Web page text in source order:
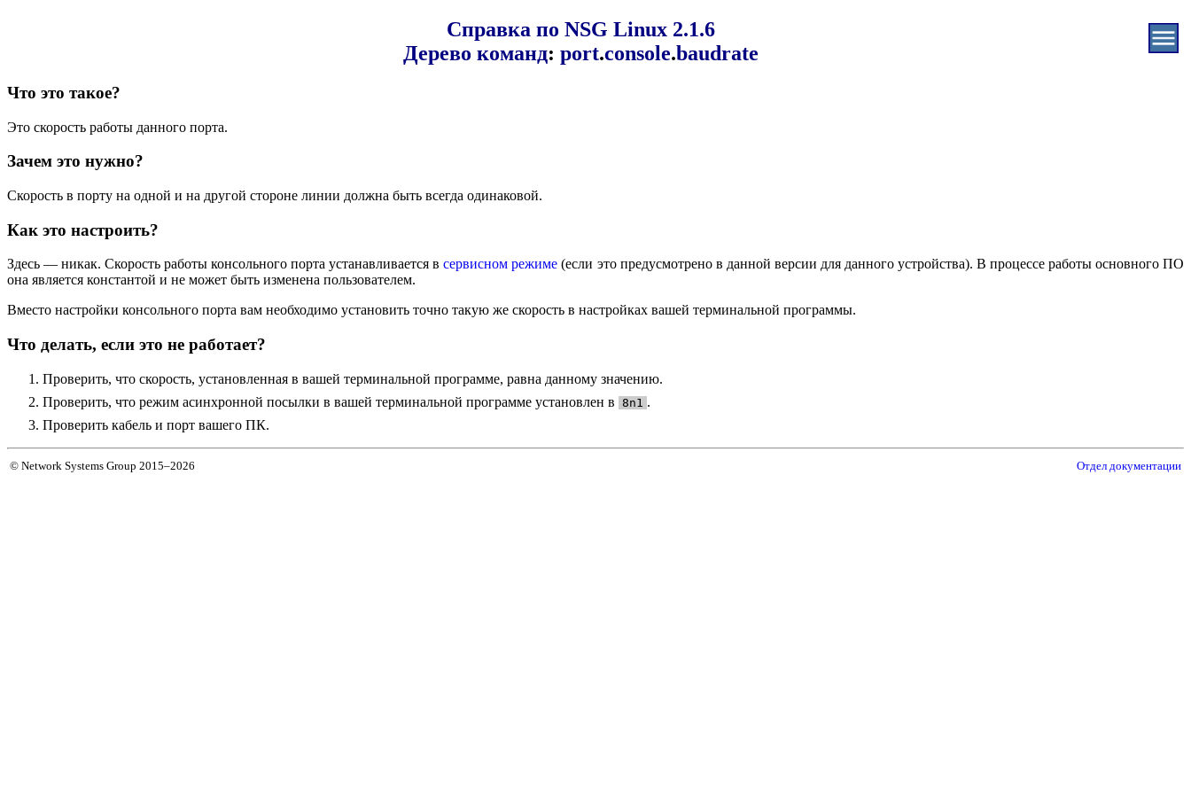
Справка по NSG Linux 2.1.6
Дерево команд: port.console.baudrate
Что это такое?
Это скорость работы данного порта.
Зачем это нужно?
Скорость в порту на одной и на другой стороне линии должна быть всегда одинаковой.
Как это настроить?
Здесь — никак. Скорость работы консольного порта устанавливается всервисном режиме (если это предусмотрено в данной версии для данного устройства). В процессе работы основного ПО
она является константой и не может быть изменена пользователем.
Вместо настройки консольного порта вам необходимо установить точно такую же скорость в настройках вашей терминальной программы.
Что делать, если это не работает?
Проверить, что скорость, установленная в вашей терминальной программе, равна данному значению.
Проверить, что режим асинхронной посылки в вашей терминальной программе установлен в 8n1 .
Проверить кабель и порт вашего ПК.
© Network Systems Group 2015–2026 Отдел документации